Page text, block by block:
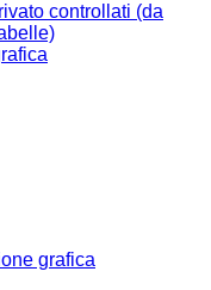
controllati (da
grafica